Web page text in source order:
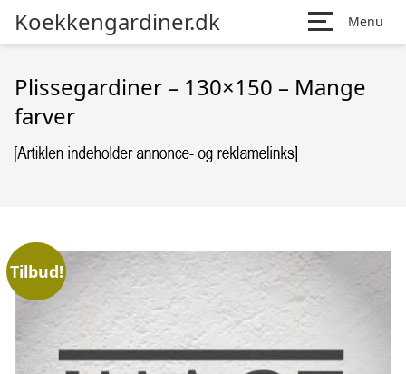
Koekkengardiner.dk Menu
Plissegardiner – 130×150 – Mange
farver
Tilbud!